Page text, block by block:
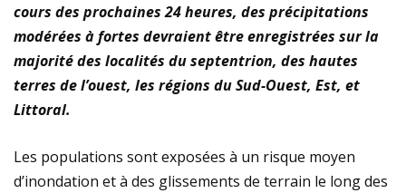
cours des prochaines 24 heures, des précipitations
modérées à fortes devraient être enregistrées sur la
majorité des localités du septentrion, des hautes
terres de l’ouest, les régions du Sud-Ouest, Est, et
Littoral.
Les populations sont exposées à un risque moyen
d’inondation et à des glissements de terrain le long des